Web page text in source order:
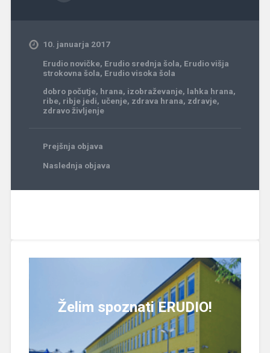
10. januarja 2017
Erudio novičke, Erudio srednja šola, Erudio višja
strokovna šola, Erudio visoka šola
dobro počutje, hrana, izobraževanje, lahka hrana,
ribe, ribje jedi, učenje, zdrava hrana, zdravje,
zdravo življenje
Prejšnja objava
Naslednja objava
Želim spoznati ERUDIO!